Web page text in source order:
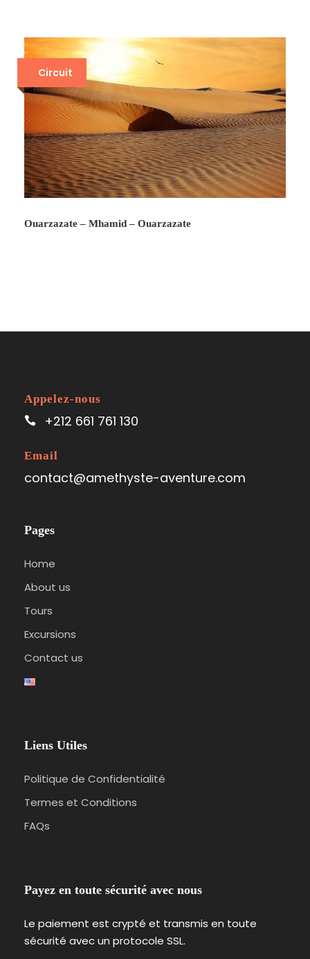
Circuit
Ouarzazate – Mhamid – Ouarzazate
Appelez-nous
+212 661 761 130
Email
contact@amethyste-aventure.com
Pages
Home
About us
Tours
Excursions
Contact us
Liens Utiles
Politique de Confidentialité
Termes et Conditions
FAQs
Payez en toute sécurité avec nous
Le paiement est crypté et transmis en toute
sécurité avec un protocole SSL.